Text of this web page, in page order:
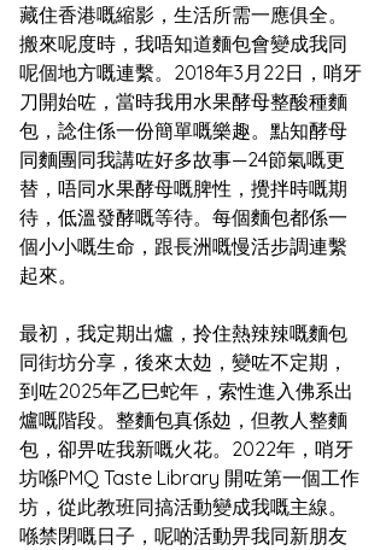
藏住香港嘅縮影，生活所需一應俱全。
搬來呢度時，我唔知道麵包會變成我同
呢個地方嘅連繫。2018年3月22日，哨牙
刀開始咗，當時我用水果酵母整酸種麵
包，諗住係一份簡單嘅樂趣。點知酵母
同麵團同我講咗好多故事—24節氣嘅更
替，唔同水果酵母嘅脾性，攪拌時嘅期
待，低溫發酵嘅等待。每個麵包都係一
個小小嘅生命，跟長洲嘅慢活步調連繫
起來。
最初，我定期出爐，拎住熱辣辣嘅麵包
同街坊分享，後來太攰，變咗不定期，
到咗2025年乙巳蛇年，索性進入佛系出
爐嘅階段。整麵包真係攰，但教人整麵
包，卻畀咗我新嘅火花。2022年，哨牙
坊喺PMQ Taste Library 開咗第一個工作
坊，從此教班同搞活動變成我嘅主線。
喺禁閉嘅日子，呢啲活動畀我同新朋友